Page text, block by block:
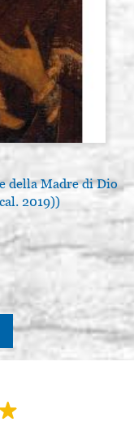
della Madre di Dio
2019))